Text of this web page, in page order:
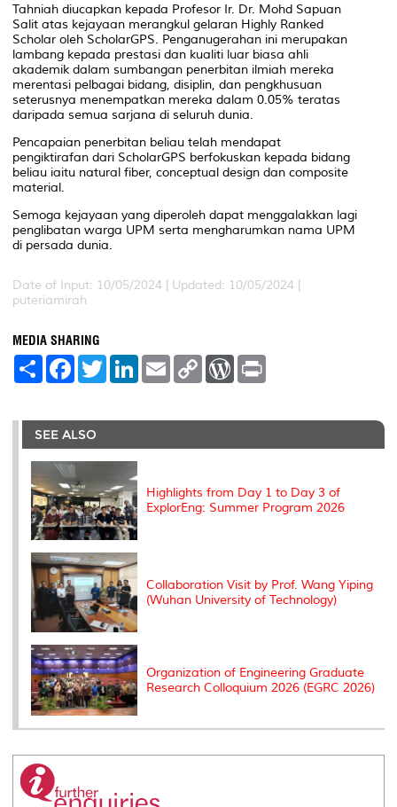
Tahniah diucapkan kepada Profesor Ir. Dr. Mohd Sapuan
Salit atas kejayaan merangkul gelaran Highly Ranked
Scholar oleh ScholarGPS. Penganugerahan ini merupakan
lambang kepada prestasi dan kualiti luar biasa ahli
akademik dalam sumbangan penerbitan ilmiah mereka
merentasi pelbagai bidang, disiplin, dan pengkhusuan
seterusnya menempatkan mereka dalam 0.05% teratas
daripada semua sarjana di seluruh dunia.
Pencapaian penerbitan beliau telah mendapat
pengiktirafan dari ScholarGPS berfokuskan kepada bidang
beliau iaitu natural fiber, conceptual design dan composite
material.
Semoga kejayaan yang diperoleh dapat menggalakkan lagi
penglibatan warga UPM serta mengharumkan nama UPM
di persada dunia.
Date of Input: 10/05/2024 | Updated: 10/05/2024 |
puteriamirah
MEDIA SHARING
S
e
F
a
b
o
o
k
T
w
t
r
L
e
I
E
m
l
C
L
n
W
P
e
t
SEE ALSO
Highlights from Day 1 to Day 3 of
ExplorEng: Summer Program 2026
Collaboration Visit by Prof. Wang Yiping
(Wuhan University of Technology)
Organization of Engineering Graduate
Research Colloquium 2026 (EGRC 2026)